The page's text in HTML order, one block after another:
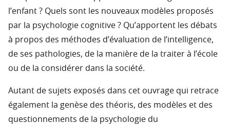
l’enfant ? Quels sont les nouveaux modèles proposés
par la psychologie cognitive ? Qu’apportent les débats
à propos des méthodes d’évaluation de l’intelligence,
de ses pathologies, de la manière de la traiter à l’école
ou de la considérer dans la société.
Autant de sujets exposés dans cet ouvrage qui retrace
également la genèse des théoris, des modèles et des
questionnements de la psychologie du